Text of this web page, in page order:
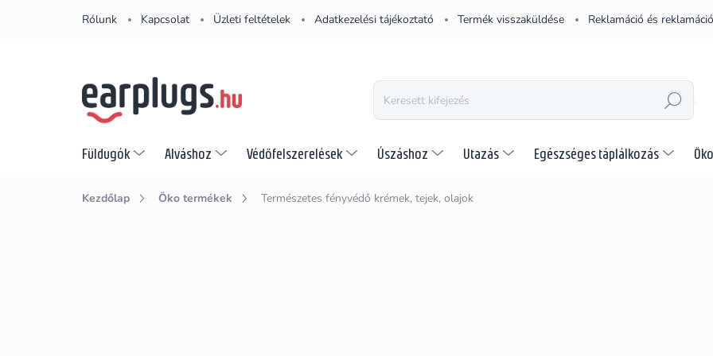
Rólunk Kapcsolat Üzleti feltételek Adatkezelési tájékoztató Termék visszaküldése Reklamáció és
KERESÉS
Füldugók Alváshoz Védőfelszerelések Úszáshoz Utazás Egészséges táplálkozás
Kezdőlap Öko termékek Természetes fényvédő krémek, tejek, olajok